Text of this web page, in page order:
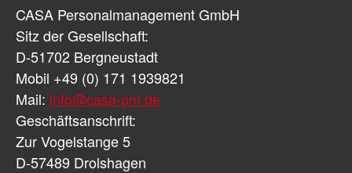
CASA Personalmanagement GmbH
Sitz der Gesellschaft:
D-51702 Bergneustadt
Mobil +49 (0) 171 1939821
Mail: info@casa-pm.de
Geschäftsanschrift:
Zur Vogelstange 5
D-57489 Drolshagen